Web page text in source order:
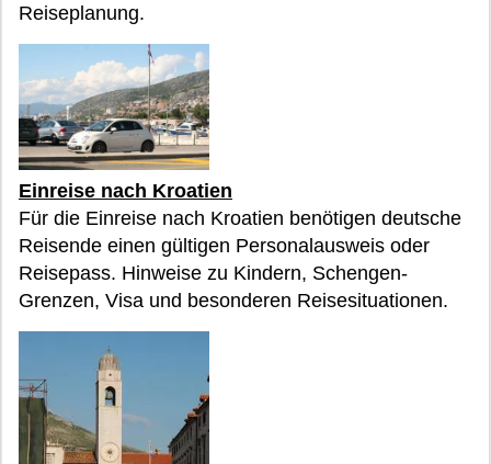
Reiseplanung.
Einreise nach Kroatien
Für die Einreise nach Kroatien benötigen deutsche
Reisende einen gültigen Personalausweis oder
Reisepass. Hinweise zu Kindern, Schengen-
Grenzen, Visa und besonderen Reisesituationen.